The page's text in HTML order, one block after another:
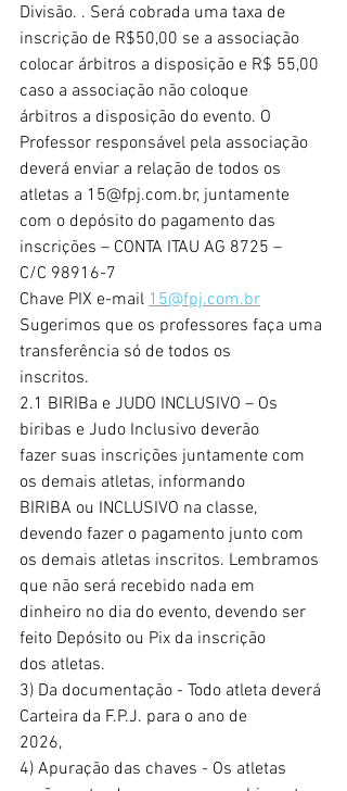
Divisão. . Será cobrada uma taxa de
inscrição de R$50,00 se a associação
colocar árbitros a disposição e R$ 55,00
caso a associação não coloque
árbitros a disposição do evento. O
Professor responsável pela associação
deverá enviar a relação de todos os
atletas a 15@fpj.com.br, juntamente
com o depósito do pagamento das
inscrições – CONTA ITAU AG 8725 –
C/C 98916-7
Chave PIX e-mail 15@fpj.com.br
Sugerimos que os professores faça uma
transferência só de todos os
inscritos.
2.1 BIRIBa e JUDO INCLUSIVO – Os
biribas e Judo Inclusivo deverão
fazer suas inscrições juntamente com
os demais atletas, informando
BIRIBA ou INCLUSIVO na classe,
devendo fazer o pagamento junto com
os demais atletas inscritos. Lembramos
que não será recebido nada em
dinheiro no dia do evento, devendo ser
feito Depósito ou Pix da inscrição
dos atletas.
3) Da documentação - Todo atleta deverá
Carteira da F.P.J. para o ano de
2026,
4) Apuração das chaves - Os atletas